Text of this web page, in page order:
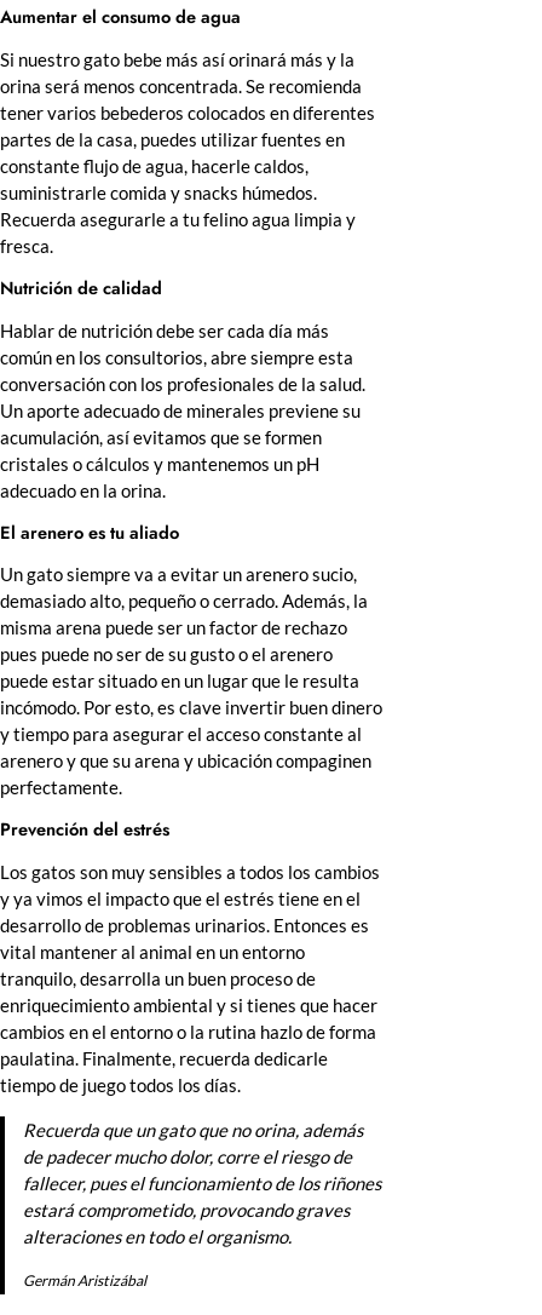
Aumentar el consumo de agua
Si nuestro gato bebe más así orinará más y la
orina será menos concentrada. Se recomienda
tener varios bebederos colocados en diferentes
partes de la casa, puedes utilizar fuentes en
constante flujo de agua, hacerle caldos,
suministrarle comida y snacks húmedos.
Recuerda asegurarle a tu felino agua limpia y
fresca.
Nutrición de calidad
Hablar de nutrición debe ser cada día más
común en los consultorios, abre siempre esta
conversación con los profesionales de la salud.
Un aporte adecuado de minerales previene su
acumulación, así evitamos que se formen
cristales o cálculos y mantenemos un pH
adecuado en la orina.
El arenero es tu aliado
Un gato siempre va a evitar un arenero sucio,
demasiado alto, pequeño o cerrado. Además, la
misma arena puede ser un factor de rechazo
pues puede no ser de su gusto o el arenero
puede estar situado en un lugar que le resulta
incómodo. Por esto, es clave invertir buen dinero
y tiempo para asegurar el acceso constante al
arenero y que su arena y ubicación compaginen
perfectamente.
Prevención del estrés
Los gatos son muy sensibles a todos los cambios
y ya vimos el impacto que el estrés tiene en el
desarrollo de problemas urinarios. Entonces es
vital mantener al animal en un entorno
tranquilo, desarrolla un buen proceso de
enriquecimiento ambiental y si tienes que hacer
cambios en el entorno o la rutina hazlo de forma
paulatina. Finalmente, recuerda dedicarle
tiempo de juego todos los días.
Recuerda que un gato que no orina, además
de padecer mucho dolor, corre el riesgo de
fallecer, pues el funcionamiento de los riñones
estará comprometido, provocando graves
alteraciones en todo el organismo.
Germán Aristizábal